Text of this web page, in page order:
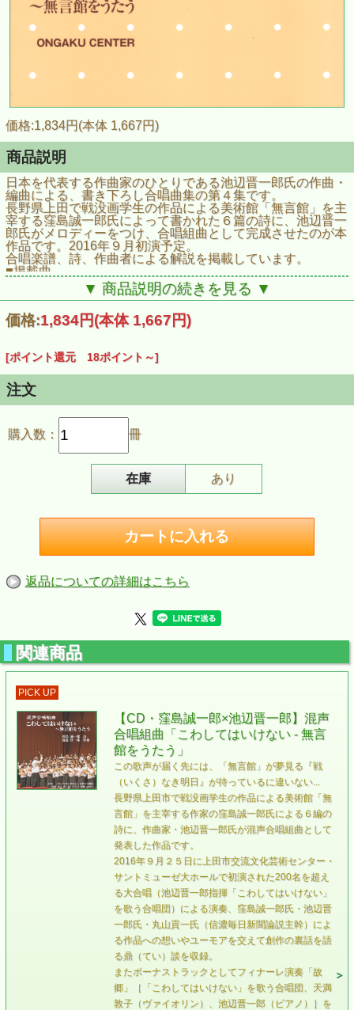
価格:1,834円(本体 1,667円)
商品説明
日本を代表する作曲家のひとりである池辺晋一郎氏の作曲・
編曲による、書き下ろし合唱曲集の第４集です。
長野県上田で戦没画学生の作品による美術館「無言館」を主
宰する窪島誠一郎氏によって書かれた６篇の詩に、池辺晋一
郎氏がメロディーをつけ、合唱組曲として完成させたのが本
作品です。2016年９月初演予定。
合唱楽譜、詩、作曲者による解説を掲載しています。
■掲載曲
混声合唱組曲「こわしてはいけない～無言館をうたう」
（詩：窪島誠一郎 作曲：池辺晋一郎）
人は絵を描きたい／こわしてはいけない／半分の自画像／マ
フラー／なぜですか／抱きしめよう
けない～無言館をうたう」
商品番号：K7201
JAN：4523810004229
ISBN：978-4-903934-80-8
▼ 商品説明の続きを見る ▼
価格:1,834円(本体 1,667円)
[ポイント還元 18ポイント～]
注文
購入数： 冊
在庫 あり
返品についての詳細はこちら
関連商品
PICK UP
【CD・窪島誠一郎×池辺晋一郎】混声
合唱組曲「こわしてはいけない - 無言
館をうたう」
この歌声が届く先には、「無言館」が夢見る『戦
（いくさ）なき明日』が待っているに違いない...
長野県上田市で戦没画学生の作品による美術館「無
言館」を主宰する作家の窪島誠一郎氏による６編の
詩に、作曲家・池辺晋一郎氏が混声合唱組曲として
発表した作品です。
2016年９月２５日に上田市交流文化芸術センター・
サントミューゼ大ホールで初演された200名を超え
る大合唱（池辺晋一郎指揮「こわしてはいけない」
を歌う合唱団）による演奏、窪島誠一郎氏・池辺晋
一郎氏・丸山貢一氏（信濃毎日新聞論説主幹）によ
る作品への想いやユーモアを交えて創作の裏話を語
る鼎（てい）談を収録。
またボーナストラックとしてフィナーレ演奏「故
郷」［「こわしてはいけない」を歌う合唱団、天満
敦子（ヴァイオリン）、池辺晋一郎（ピアノ）］を